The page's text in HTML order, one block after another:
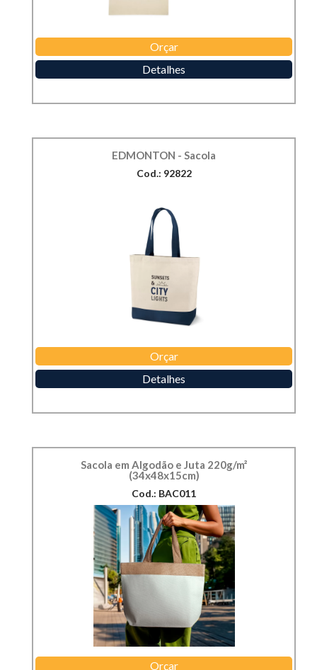
Orçar
Detalhes
EDMONTON - Sacola
Cod.: 92822
Orçar
Detalhes
Sacola em Algodão e Juta 220g/m²
(34x48x15cm)
Cod.: BAC011
Orçar